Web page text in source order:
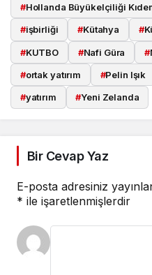
#Hollanda Büyükelçiliği
#işbirliği #Kütahya #
#KUTBO #Nafi Güra #
#ortak yatırım #Pelin Işık
#yatırım #Yeni Zelanda
Bir Cevap Yaz
E-posta adresiniz
* ile işaretlenmişlerdir